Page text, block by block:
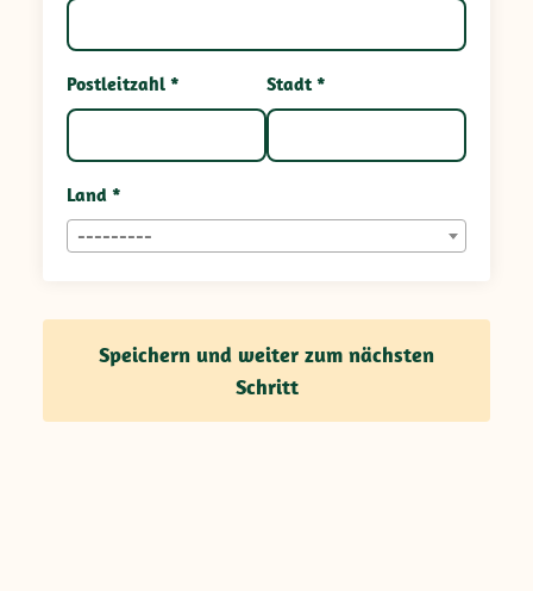
Postleitzahl * Stadt *
Land *
---------
Speichern und weiter zum nächsten
Schritt